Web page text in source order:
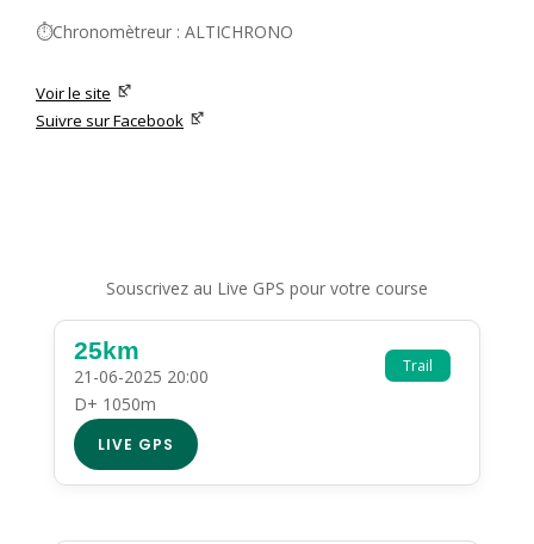
⏱️Chronomètreur : ALTICHRONO
Voir le site
Suivre sur Facebook
Souscrivez au Live GPS pour votre course
Trail
25km
21-06-2025 20:00
D+ 1050m
LIVE GPS